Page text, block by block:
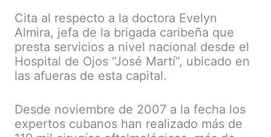
Cita al respecto a la doctora Evelyn
Almira, jefa de la brigada caribeña que
presta servicios a nivel nacional desde el
Hospital de Ojos “José Martí”, ubicado en
las afueras de esta capital.
Desde noviembre de 2007 a la fecha los
expertos cubanos han realizado más de